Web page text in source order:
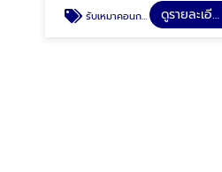
รับเหมาคอนกรีตผสมเสร็จบางกรวย นนทบุรี ดูรายละเอียด